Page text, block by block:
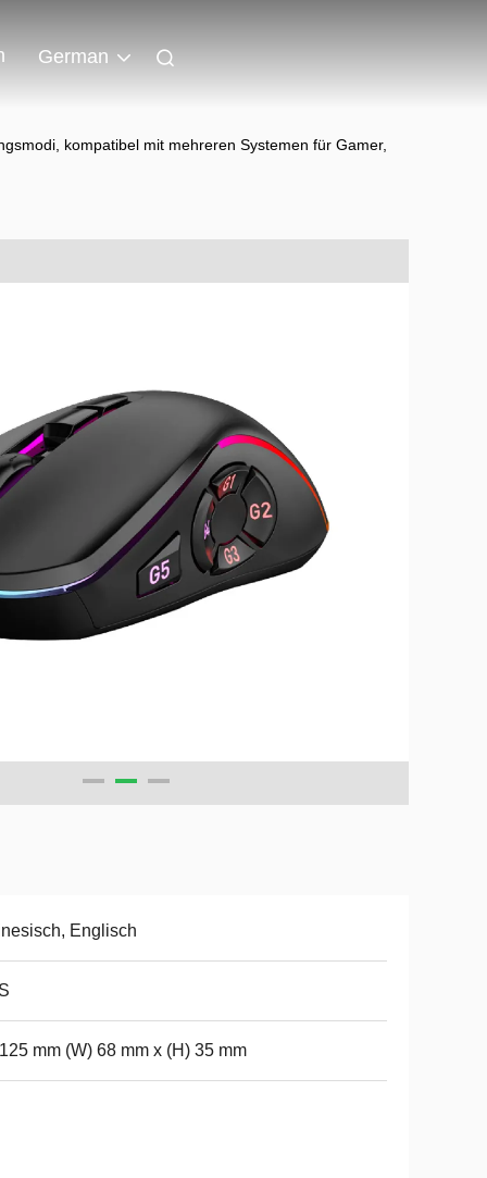
German
kompatibel mit mehreren Systemen für Gamer,
Englisch
mm (W) 68 mm x (H) 35 mm